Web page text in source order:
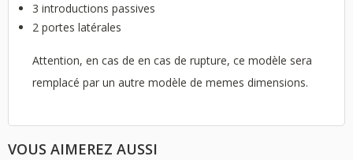
3 introductions passives
2 portes latérales
Attention, en cas de en cas de rupture, ce modèle sera
remplacé par un autre modèle de memes dimensions.
VOUS AIMEREZ AUSSI